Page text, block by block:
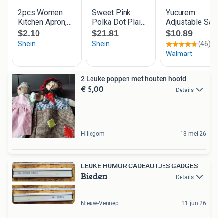
2 Leuke poppen met houten hoofd
€ 5,00 Details
Hillegom 13 mei 26
LEUKE HUMOR CADEAUTJES GADGES
Bieden Details
Nieuw-Vennep 11 jun 26